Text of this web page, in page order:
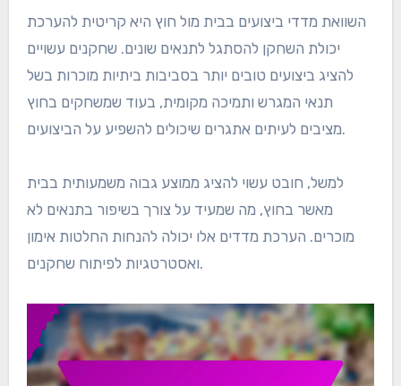
השוואת מדדי ביצועים בבית מול חוץ היא קריטית להערכת
יכולת השחקן להסתגל לתנאים שונים. שחקנים עשויים
להציג ביצועים טובים יותר בסביבות ביתיות מוכרות בשל
תנאי המגרש ותמיכה מקומית, בעוד שמשחקים בחוץ
מציבים לעיתים אתגרים שיכולים להשפיע על הביצועים.
למשל, חובט עשוי להציג ממוצע גבוה משמעותית בבית
מאשר בחוץ, מה שמעיד על צורך בשיפור בתנאים לא
מוכרים. הערכת מדדים אלו יכולה להנחות החלטות אימון
ואסטרטגיות לפיתוח שחקנים.